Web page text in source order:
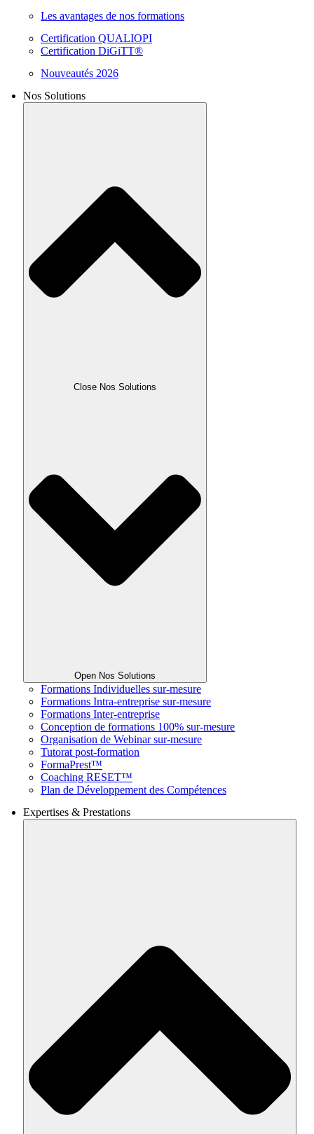
Les avantages de nos formations
Certification QUALIOPI
Certification DiGiTT®
Nouveautés 2026
Nos Solutions
Close Nos Solutions
Open Nos Solutions
Formations Individuelles sur-mesure
Formations Intra-entreprise sur-mesure
Formations Inter-entreprise
Conception de formations 100% sur-mesure
Organisation de Webinar sur-mesure
Tutorat post-formation
FormaPrest™
Coaching RESET™
Plan de Développement des Compétences
Expertises & Prestations